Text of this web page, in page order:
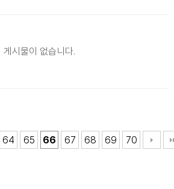
게시물이 없습니다.
64 65 66 67 68 69 70